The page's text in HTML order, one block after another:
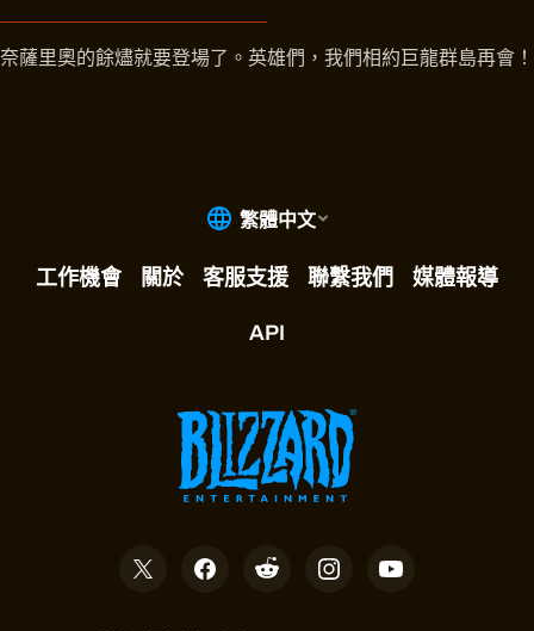
奈薩里奧的餘燼就要登場了。英雄們，我們相約巨龍群島再會！